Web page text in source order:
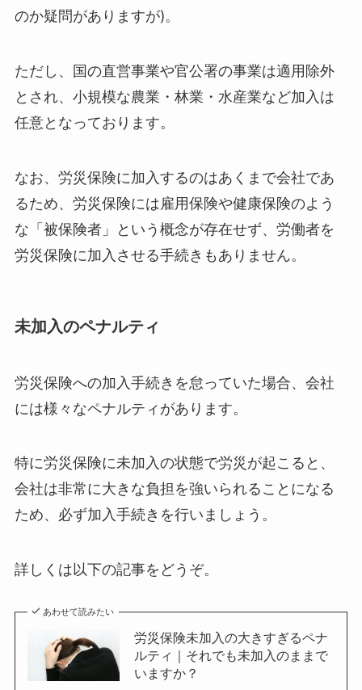
のか疑問がありますが)。
ただし、国の直営事業や官公署の事業は適用除外
とされ、小規模な農業・林業・水産業など加入は
任意となっております。
なお、労災保険に加入するのはあくまで会社であ
るため、労災保険には雇用保険や健康保険のよう
な「被保険者」という概念が存在せず、労働者を
労災保険に加入させる手続きもありません。
未加入のペナルティ
労災保険への加入手続きを怠っていた場合、会社
には様々なペナルティがあります。
特に労災保険に未加入の状態で労災が起こると、
会社は非常に大きな負担を強いられることになる
ため、必ず加入手続きを行いましょう。
詳しくは以下の記事をどうぞ。
あわせて読みたい
労災保険未加入の大きすぎるペナ
ルティ｜それでも未加入のままで
いますか？